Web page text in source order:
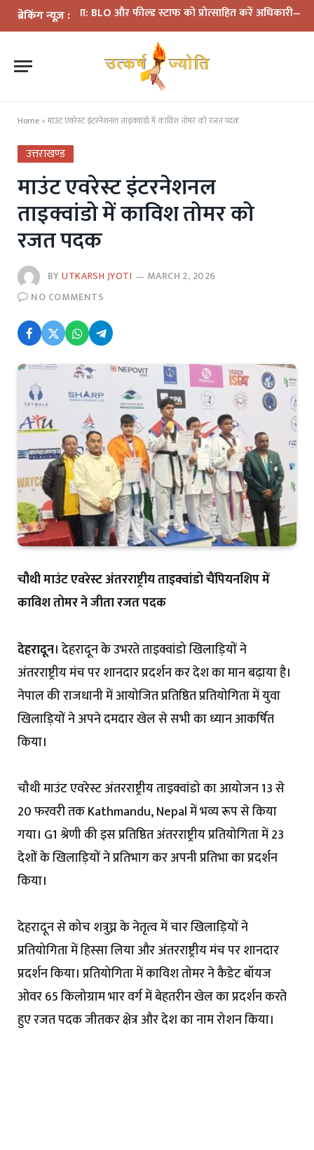
ब्रेकिंग न्यूज़ :
समीक्षा: BLO और फील्ड स्टाफ को प्रोत्साहित करें अधिकारी—मुख्य
Home »माउंट एवरेस्ट इंटरनेशनल ताइक्वांडो में काविश तोमर को रजत पदक
उत्तराखण्ड
माउंट एवरेस्ट इंटरनेशनल
ताइक्वांडो में काविश तोमर को
रजत पदक
BYUTKARSH JYOTI
MARCH 2, 2026
NO COMMENTS
चौथी माउंट एवरेस्ट अंतरराष्ट्रीय ताइक्वांडो चैंपियनशिप में
काविश तोमर ने जीता रजत पदक
देहरादून। देहरादून के उभरते ताइक्वांडो खिलाड़ियों ने
अंतरराष्ट्रीय मंच पर शानदार प्रदर्शन कर देश का मान बढ़ाया है।
नेपाल की राजधानी में आयोजित प्रतिष्ठित प्रतियोगिता में युवा
खिलाड़ियों ने अपने दमदार खेल से सभी का ध्यान आकर्षित
किया।
चौथी माउंट एवरेस्ट अंतरराष्ट्रीय ताइक्वांडो का आयोजन 13 से
20 फरवरी तक Kathmandu, Nepal में भव्य रूप से किया
गया। G1 श्रेणी की इस प्रतिष्ठित अंतरराष्ट्रीय प्रतियोगिता में 23
देशों के खिलाड़ियों ने प्रतिभाग कर अपनी प्रतिभा का प्रदर्शन
किया।
देहरादून से कोच शत्रुघ्न के नेतृत्व में चार खिलाड़ियों ने
प्रतियोगिता में हिस्सा लिया और अंतरराष्ट्रीय मंच पर शानदार
प्रदर्शन किया। प्रतियोगिता में काविश तोमर ने कैडेट बॉयज
ओवर 65 किलोग्राम भार वर्ग में बेहतरीन खेल का प्रदर्शन करते
हुए रजत पदक जीतकर क्षेत्र और देश का नाम रोशन किया।